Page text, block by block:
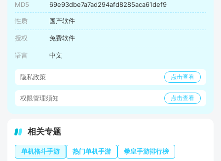
MD5 69e93dbe7a7ad294afd8285aca61def9
性质 国产软件
授权 免费软件
语言 中文
隐私政策 点击查看
权限管理须知 点击查看
相关专题
单机格斗手游 热门单机手游 拳皇手游排行榜